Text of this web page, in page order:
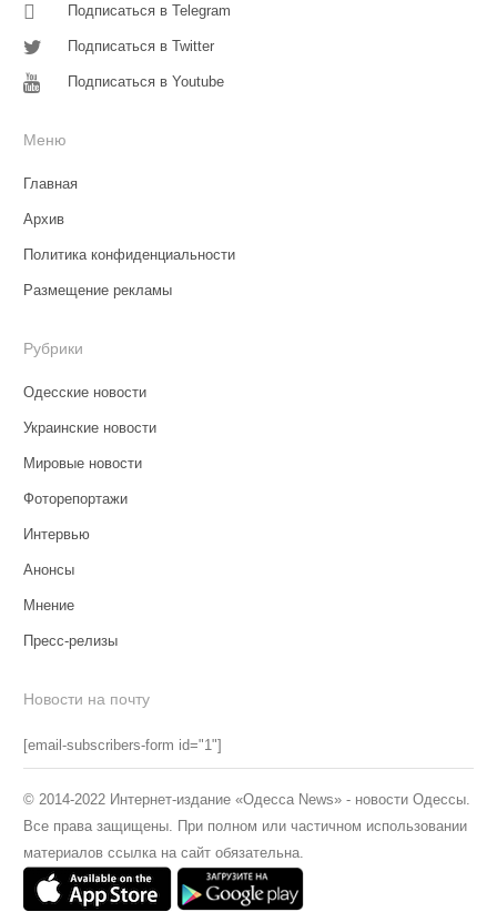
Подписаться в Telegram
Подписаться в Twitter
Подписаться в Youtube
Меню
Главная
Архив
Политика конфиденциальности
Размещение рекламы
Рубрики
Одесские новости
Украинские новости
Мировые новости
Фоторепортажи
Интервью
Анонсы
Мнение
Пресс-релизы
Новости на почту
[email-subscribers-form id="1"]
© 2014-2022 Интернет-издание «Одесса News» - новости Одессы.
Все права защищены. При полном или частичном использовании
материалов ссылка на сайт обязательна.